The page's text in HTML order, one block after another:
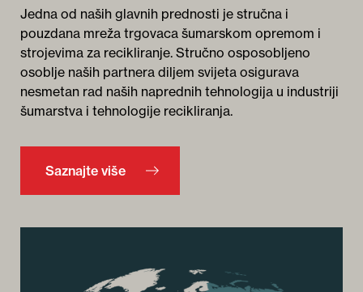
Jedna od naših glavnih prednosti je stručna i
pouzdana mreža trgovaca šumarskom opremom i
strojevima za recikliranje. Stručno osposobljeno
osoblje naših partnera diljem svijeta osigurava
nesmetan rad naših naprednih tehnologija u industriji
šumarstva i tehnologije recikliranja.
Saznajte više